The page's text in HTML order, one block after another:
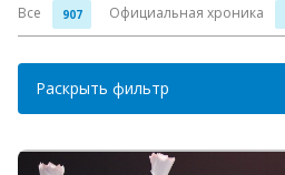
Все 907 Официальная хроника
Раскрыть фильтр